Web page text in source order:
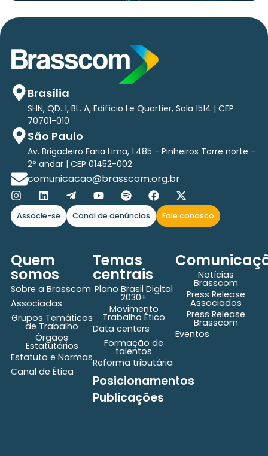
Brasília
SHN, QD. 1, BL. A, Edifício Le Quartier, Sala 1514 | CEP
70701-010
São Paulo
Av. Brigadeiro Faria Lima, 1.485 - Pinheiros Torre norte -
2° andar | CEP 01452-002
comunicacao@brasscom.org.br
Associe-se Canal de denúncias Fale conosco
Quem
somos
Sobre a Brasscom
Associadas
Grupos Temáticos
de Trabalho
Órgãos
Estatutários
Estatuto e Normas
Canal de Ética
Temas
centrais
Plano Brasil Digital
2030+
Movimento
Trabalho Ético
Data centers
Formação de
talentos
Reforma tributária
Posicionamentos
Publicações
Notícias
Brasscom
Press Release
Associados
Press Release
Brasscom
Eventos